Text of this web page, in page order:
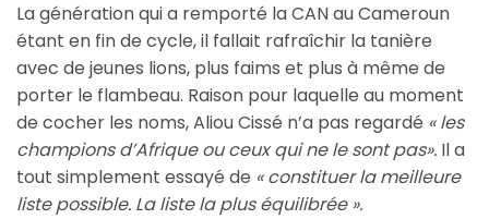
La génération qui a remporté la CAN au Cameroun
étant en fin de cycle, il fallait rafraîchir la tanière
avec de jeunes lions, plus faims et plus à même de
porter le flambeau. Raison pour laquelle au moment
de cocher les noms, Aliou Cissé n’a pas regardé « les
champions d’Afrique ou ceux qui ne le sont pas». Il a
tout simplement essayé de « constituer la meilleure
liste possible. La liste la plus équilibrée ».